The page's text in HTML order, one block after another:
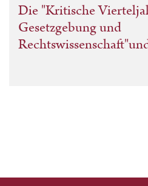
Die "Kritische
Gesetzgebung und